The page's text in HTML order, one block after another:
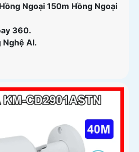
Hồng Ngoại 150m Hồng Ngoại
360.
Nghệ AI.